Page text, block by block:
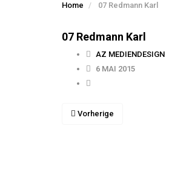
Home 07 Redmann Karl
07 Redmann Karl
AZ MEDIENDESIGN
6 MAI 2015
Vorherige